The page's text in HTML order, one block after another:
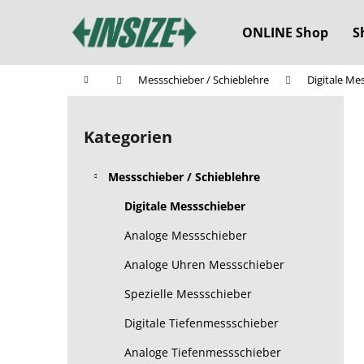
ONLINE Shop
StartseiteMessschieber / Schieblehre Digitale
S
Kategorien
überspringen
Kategorien
Messschieber / Schieblehre
Digitale Messschieber
Analoge Messschieber
Analoge Uhren Messschieber
Spezielle Messschieber
Digitale Tiefenmessschieber
Analoge Tiefenmessschieber
e
Zurück
zum
Zurück
zum